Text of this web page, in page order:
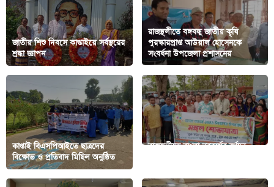
জাতীয় শিশু দিবসে কাপ্তাইয়ে সর্বস্থরের
শ্রদ্ধা জ্ঞাপন
রাজস্থলীতে বঙ্গবন্ধু জাতীয় কৃষি
পুরস্কারপ্রাপ্ত আউয়াল হোসেনকে
সংবর্ধনা উপজেলা প্রশাসনের
কাপ্তাই বিএসপিআইতে ছাত্রদের
বিক্ষোভ ও প্রতিবাদ মিছিল অনুষ্ঠিত
রাজস্থলীতে বাংলা নববর্ষের বর্ণাঢ্য